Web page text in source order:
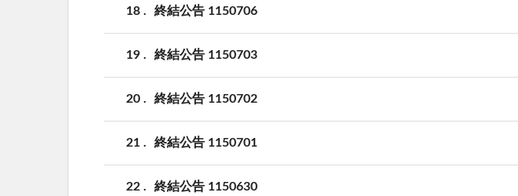
18 終結公告 1150706
19 終結公告 1150703
20 終結公告 1150702
21 終結公告 1150701
22 終結公告 1150630